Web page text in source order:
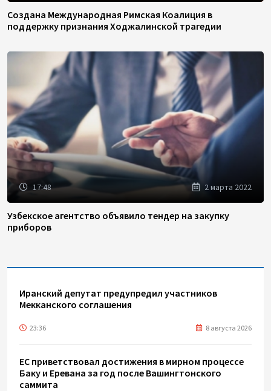
Создана Международная Римская Коалиция в
поддержку признания Ходжалинской трагедии
17:48 2 марта 2022
Узбекское агентство объявило тендер на закупку
приборов
Иранский депутат предупредил участников
Мекканского соглашения
23:36 8 августа 2026
ЕС приветствовал достижения в мирном процессе
Баку и Еревана за год после Вашингтонского
саммита